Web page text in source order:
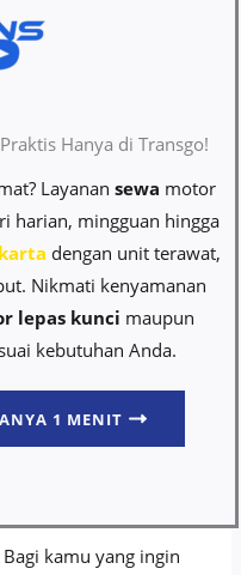
Hanya di Transgo!
Layanan sewa motor
harian, mingguan hingga
dengan unit terawat,
Nikmati kenyamanan
lepas kunci maupun
kebutuhan Anda.
1 MENIT
Bagi kamu yang ingin